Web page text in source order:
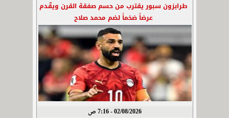
طرابزون سبور يقترب من حسم صفقة القرن ويقّدم
عرضاً ضخماً لضم محمد صلاح
02/08/2026 - 7:16 ص